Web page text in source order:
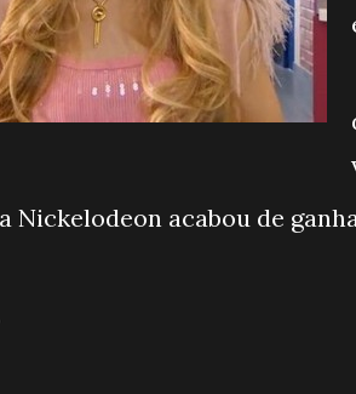
Nickelodeon acabou de